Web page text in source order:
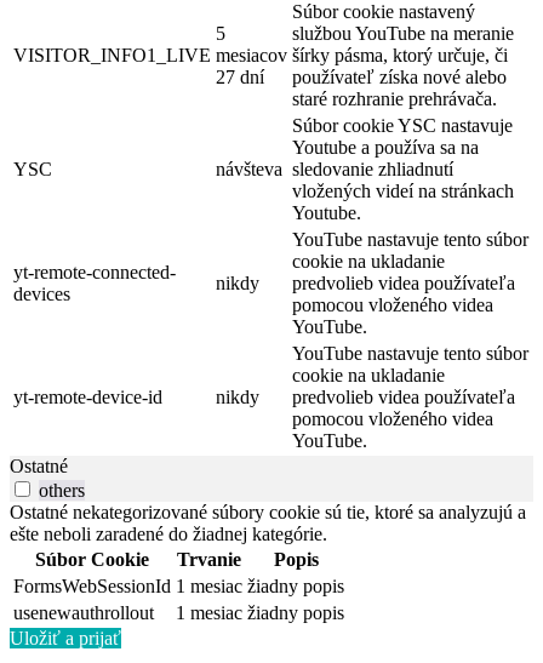
VISITOR_INFO1_LIVE
5
mesiacov
27 dní
Súbor cookie nastavený
službou YouTube na meranie
šírky pásma, ktorý určuje, či
používateľ získa nové alebo
staré rozhranie prehrávača.
YSC návšteva
Súbor cookie YSC nastavuje
Youtube a používa sa na
sledovanie zhliadnutí
vložených videí na stránkach
Youtube.
yt-remote-connected-
devices
nikdy
YouTube nastavuje tento súbor
cookie na ukladanie
predvolieb videa používateľa
pomocou vloženého videa
YouTube.
yt-remote-device-id nikdy
YouTube nastavuje tento súbor
cookie na ukladanie
predvolieb videa používateľa
pomocou vloženého videa
YouTube.
Ostatné
others
Ostatné nekategorizované súbory cookie sú tie, ktoré sa analyzujú a
ešte neboli zaradené do žiadnej kategórie.
Súbor Cookie
Trvanie
Popis
FormsWebSessionId 1 mesiac žiadny popis
usenewauthrollout
1 mesiac žiadny popis
Uložiť a prijať